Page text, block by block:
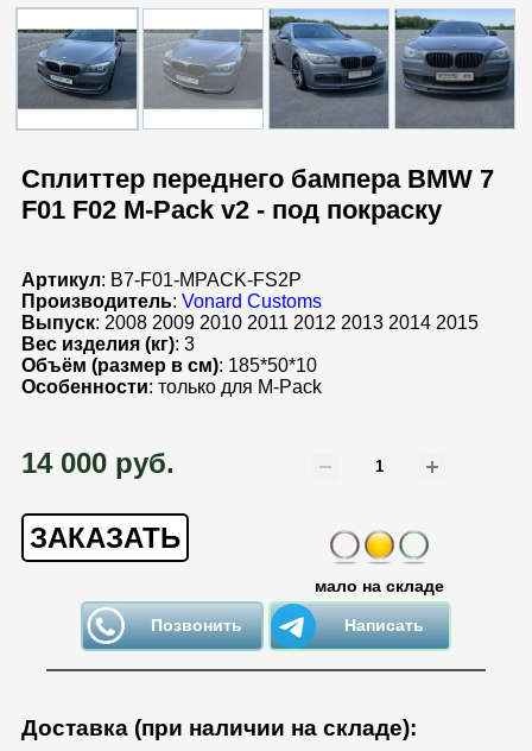
Сплиттер переднего бампера BMW 7
F01 F02 M-Pack v2 - под покраску
Артикул: B7-F01-MPACK-FS2P
Производитель: Vonard Customs
Выпуск: 2008 2009 2010 2011 2012 2013 2014 2015
Вес изделия (кг): 3
Объём (размер в см): 185*50*10
Особенности: только для M-Pack
14 000 руб.
ЗАКАЗАТЬ
мало на складе
Позвонить Написать
Доставка (при наличии на складе):